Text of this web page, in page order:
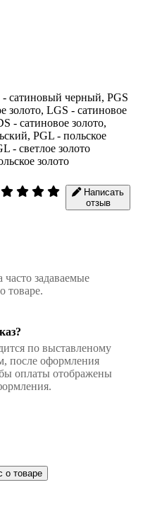
сатиновый черный, PGS
золото, LGS - сатиновое
- сатиновое золото,
PGL - польское
- светлое золото
золото
Написать
отзыв
задаваемые
товаре.
по выставленому
после оформления
оплаты отображены
о товаре